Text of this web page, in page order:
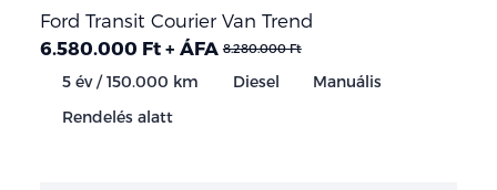
Ford Transit Courier Van Trend
6.580.000 Ft + ÁFA 8.280.000 Ft
5 év / 150.000 km Diesel
Manuális
Rendelés alatt